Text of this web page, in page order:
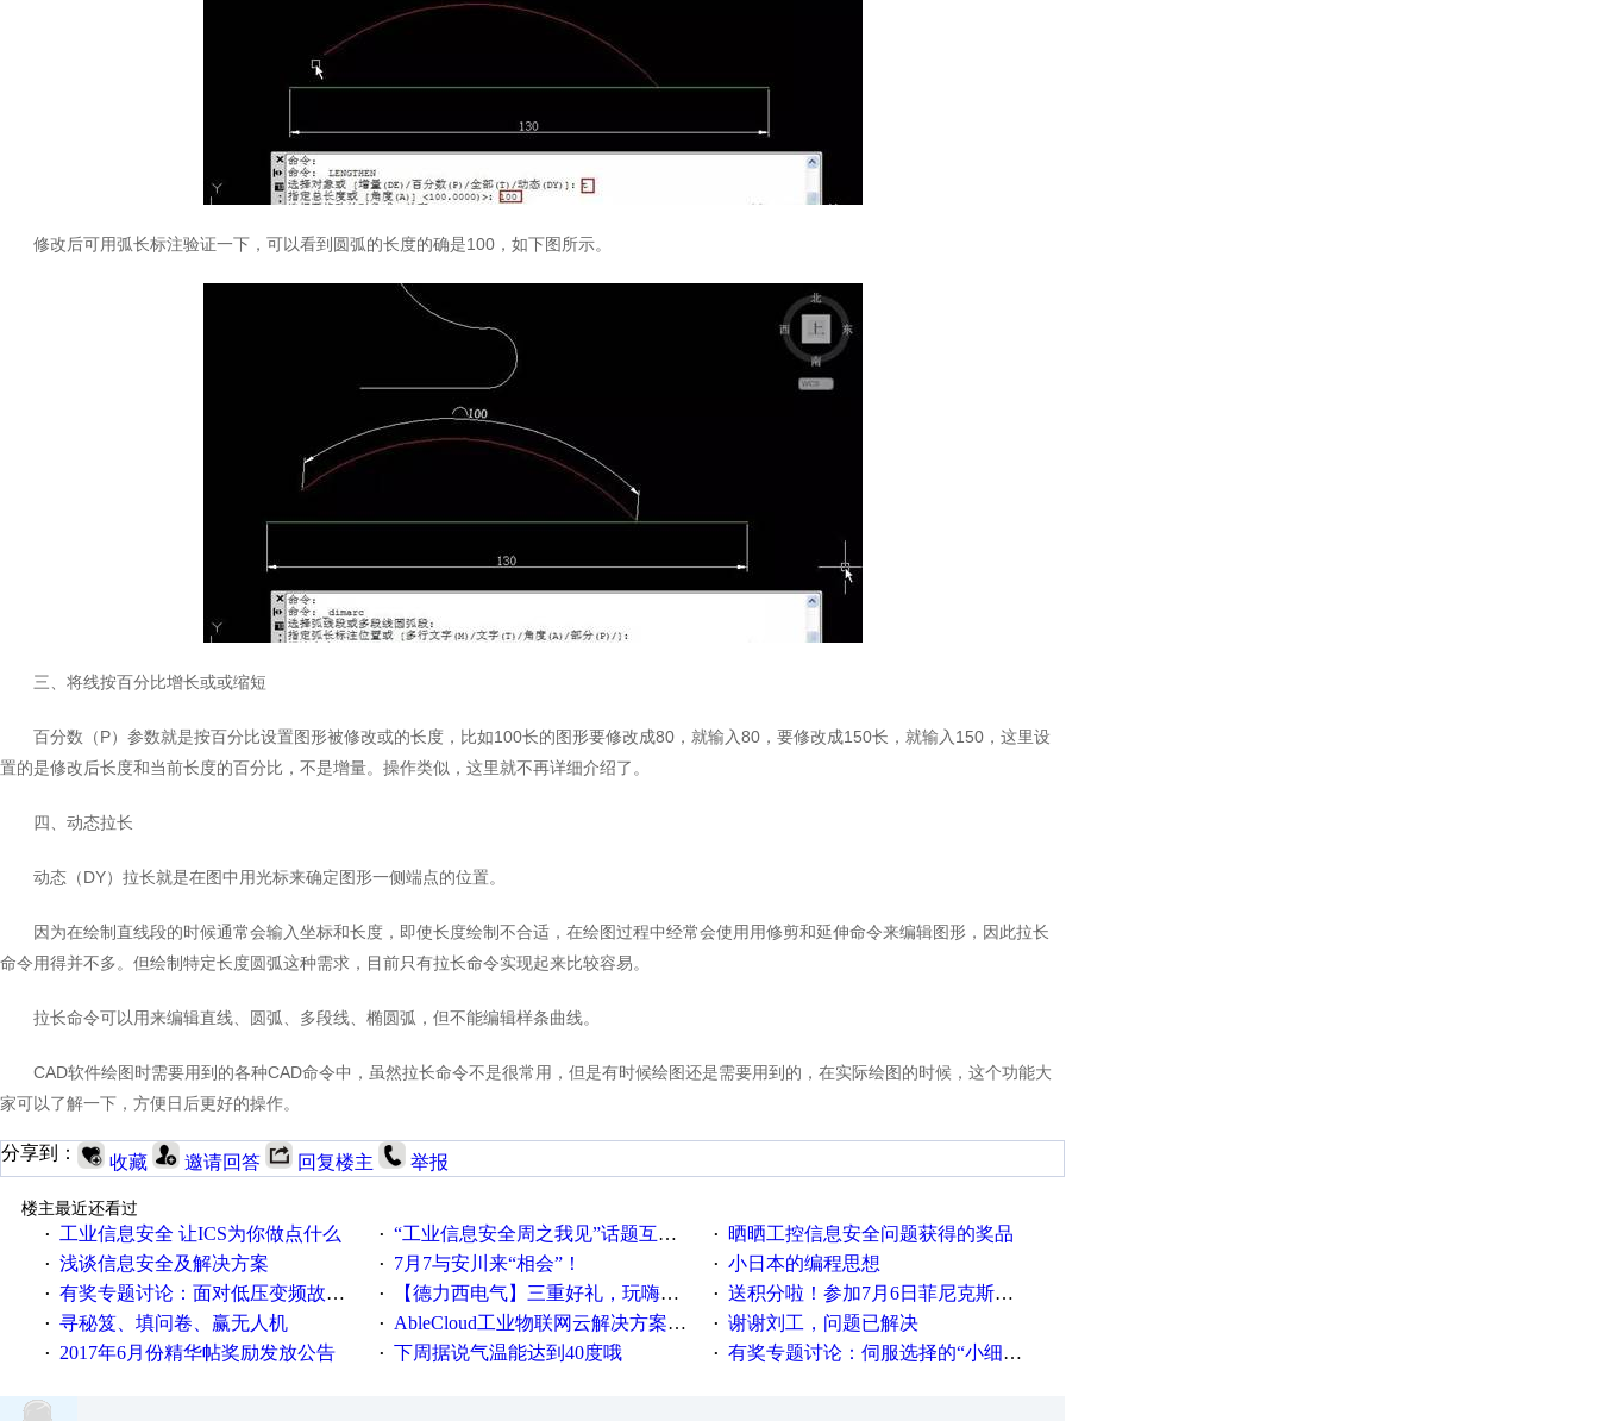
修改后可用弧长标注验证一下，可以看到圆弧的长度的确是100，如下图所示。
三、将线按百分比增长或或缩短
百分数（P）参数就是按百分比设置图形被修改或的长度，比如100长的图形要修改成80，就输入80，要修改成150长，就输入150，这里设
置的是修改后长度和当前长度的百分比，不是增量。操作类似，这里就不再详细介绍了。
四、动态拉长
动态（DY）拉长就是在图中用光标来确定图形一侧端点的位置。
因为在绘制直线段的时候通常会输入坐标和长度，即使长度绘制不合适，在绘图过程中经常会使用用修剪和延伸命令来编辑图形，因此拉长
命令用得并不多。但绘制特定长度圆弧这种需求，目前只有拉长命令实现起来比较容易。
拉长命令可以用来编辑直线、圆弧、多段线、椭圆弧，但不能编辑样条曲线。
CAD软件绘图时需要用到的各种CAD命令中，虽然拉长命令不是很常用，但是有时候绘图还是需要用到的，在实际绘图的时候，这个功能大
家可以了解一下，方便日后更好的操作。
分享到： 收藏 邀请回答 回复楼主 举报
楼主最近还看过
·
工业信息安全 让ICS为你做点什么 · “工业信息安全周之我见”话题互动获奖名单发布公告 · 晒晒工控信息安全问题获得的奖品
· 浅谈信息安全及解决方案 · 7月7与安川来“相会”！ · 小日本的编程思想
· 有奖专题讨论：面对低压变频故障，老手是这样解决的！ · 【德力西电气】三重好礼，玩嗨夏日！ · 送积分啦！参加7月6日菲尼克斯在线研讨会即得
· 寻秘笈、填问卷、赢无人机 · AbleCloud工业物联网云解决方案实践及应用 · 谢谢刘工，问题已解决
· 2017年6月份精华帖奖励发放公告 · 下周据说气温能达到40度哦 · 有奖专题讨论：伺服选择的“小细节大学问”奖励公告